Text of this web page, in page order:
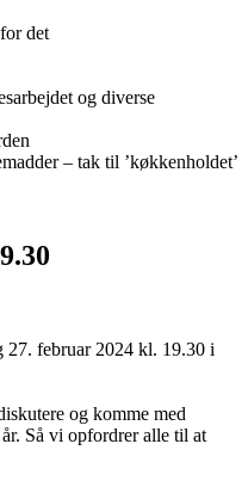
det
og diverse
– tak til ’køkkenholdet’
27. februar 2024 kl. 19.30 i
og komme med
Så vi opfordrer alle til at